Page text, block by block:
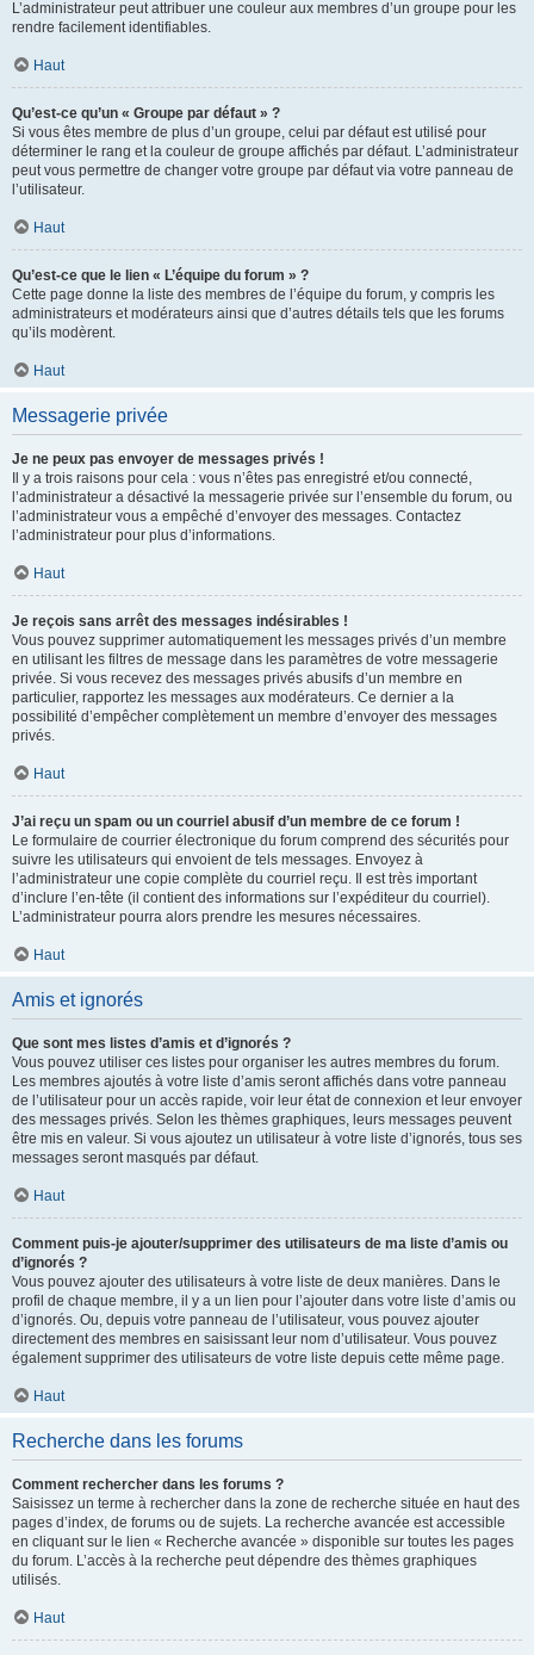
L’administrateur peut attribuer une couleur aux membres d’un groupe pour les
rendre facilement identifiables.
Haut
Qu’est-ce qu’un « Groupe par défaut » ?
Si vous êtes membre de plus d’un groupe, celui par défaut est utilisé pour
déterminer le rang et la couleur de groupe affichés par défaut. L’administrateur
peut vous permettre de changer votre groupe par défaut via votre panneau de
l’utilisateur.
Haut
Qu’est-ce que le lien « L’équipe du forum » ?
Cette page donne la liste des membres de l’équipe du forum, y compris les
administrateurs et modérateurs ainsi que d’autres détails tels que les forums
qu’ils modèrent.
Haut
Messagerie privée
Je ne peux pas envoyer de messages privés !
Il y a trois raisons pour cela : vous n’êtes pas enregistré et/ou connecté,
l’administrateur a désactivé la messagerie privée sur l’ensemble du forum, ou
l’administrateur vous a empêché d’envoyer des messages. Contactez
l’administrateur pour plus d’informations.
Haut
Je reçois sans arrêt des messages indésirables !
Vous pouvez supprimer automatiquement les messages privés d’un membre
en utilisant les filtres de message dans les paramètres de votre messagerie
privée. Si vous recevez des messages privés abusifs d’un membre en
particulier, rapportez les messages aux modérateurs. Ce dernier a la
possibilité d’empêcher complètement un membre d’envoyer des messages
privés.
Haut
J’ai reçu un spam ou un courriel abusif d’un membre de ce forum !
Le formulaire de courrier électronique du forum comprend des sécurités pour
suivre les utilisateurs qui envoient de tels messages. Envoyez à
l’administrateur une copie complète du courriel reçu. Il est très important
d’inclure l’en-tête (il contient des informations sur l’expéditeur du courriel).
L’administrateur pourra alors prendre les mesures nécessaires.
Haut
Amis et ignorés
Que sont mes listes d’amis et d’ignorés ?
Vous pouvez utiliser ces listes pour organiser les autres membres du forum.
Les membres ajoutés à votre liste d’amis seront affichés dans votre panneau
de l’utilisateur pour un accès rapide, voir leur état de connexion et leur envoyer
des messages privés. Selon les thèmes graphiques, leurs messages peuvent
être mis en valeur. Si vous ajoutez un utilisateur à votre liste d’ignorés, tous ses
messages seront masqués par défaut.
Haut
Comment puis-je ajouter/supprimer des utilisateurs de ma liste d’amis ou
d’ignorés ?
Vous pouvez ajouter des utilisateurs à votre liste de deux manières. Dans le
profil de chaque membre, il y a un lien pour l’ajouter dans votre liste d’amis ou
d’ignorés. Ou, depuis votre panneau de l’utilisateur, vous pouvez ajouter
directement des membres en saisissant leur nom d’utilisateur. Vous pouvez
également supprimer des utilisateurs de votre liste depuis cette même page.
Haut
Recherche dans les forums
Comment rechercher dans les forums ?
Saisissez un terme à rechercher dans la zone de recherche située en haut des
pages d’index, de forums ou de sujets. La recherche avancée est accessible
en cliquant sur le lien « Recherche avancée » disponible sur toutes les pages
du forum. L’accès à la recherche peut dépendre des thèmes graphiques
utilisés.
Haut